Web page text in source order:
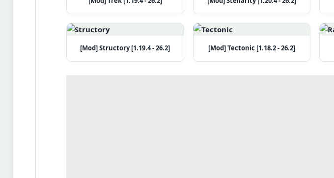
[Mod] Structory [1.19.4 - 26.2] [Mod] Tectonic [1.18.2 - 26.2]